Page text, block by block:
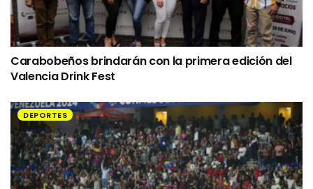
Carabobeños brindarán con la primera edición del
Valencia Drink Fest
DEPORTES